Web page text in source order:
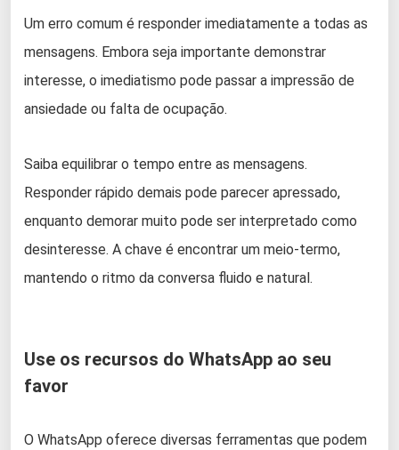
Um erro comum é responder imediatamente a todas as
mensagens. Embora seja importante demonstrar
interesse, o imediatismo pode passar a impressão de
ansiedade ou falta de ocupação.
Saiba equilibrar o tempo entre as mensagens.
Responder rápido demais pode parecer apressado,
enquanto demorar muito pode ser interpretado como
desinteresse. A chave é encontrar um meio-termo,
mantendo o ritmo da conversa fluido e natural.
Use os recursos do WhatsApp ao seu
favor
O WhatsApp oferece diversas ferramentas que podem